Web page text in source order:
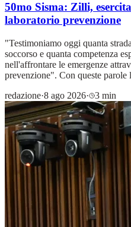
50mo Sisma: Zilli,
laboratorio prevenzione
"Testimoniamo oggi quanta
soccorso e quanta competenza
nell'affrontare le emergenze
prevenzione". Con queste parole
redazione·8 ago 2026· 3 min